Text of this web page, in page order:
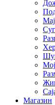
Магазин